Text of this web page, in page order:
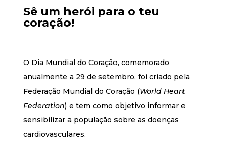
Sê um herói para o teu
coração!
O Dia Mundial do Coração, comemorado
anualmente a 29 de setembro, foi criado pela
Federação Mundial do Coração (World Heart
Federation) e tem como objetivo informar e
sensibilizar a população sobre as doenças
cardiovasculares.